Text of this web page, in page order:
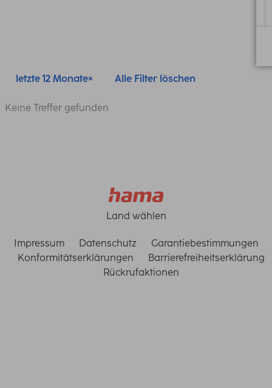
letzte 12 Monate Alle Filter löschen
Keine Treffer gefunden
Land wählen
Impressum Datenschutz
Garantiebestimmungen
Konformitätserklärungen
Barrierefreiheitserklärung
Rückrufaktionen